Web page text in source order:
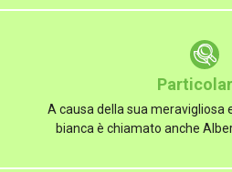
A causa della sua meravigliosa
bianca è chiamato anche